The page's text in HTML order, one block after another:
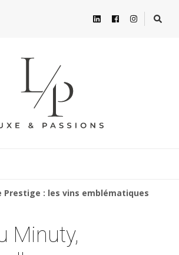
Prestige : les vins emblématiques
Minuty,